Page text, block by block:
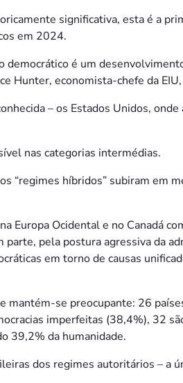
significativa, esta é a
em 2024.
democrático é um
Hunter, economista-chefe da
– os Estados Unidos,
nas categorias intermédias.
“regimes híbridos” subiram em
Europa Ocidental e no Canadá
pela postura agressiva da
em torno de causas
mantém-se preocupante: 26
imperfeitas (38,4%), 32
39,2% da humanidade.
dos regimes autoritários – a